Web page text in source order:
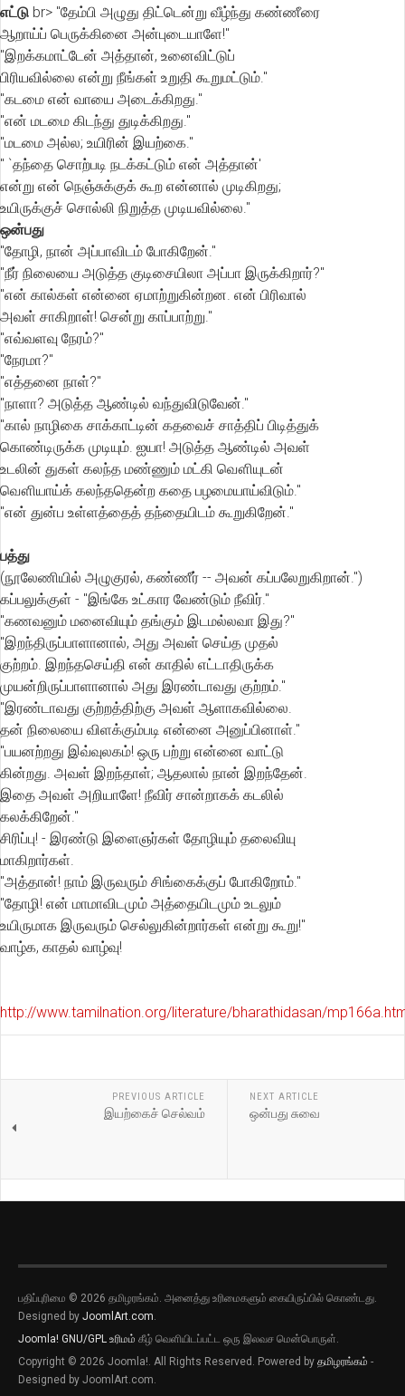
எட்டு br> "தேம்பி அழுது திட்டென்று வீழ்ந்து கண்ணீரை
ஆறாய்ப் பெருக்கினை அன்புடையாளே!"
"இறக்கமாட்டேன் அத்தான், உனைவிட்டுப்
பிரியவில்லை என்று நீங்கள் உறுதி கூறுமட்டும்."
"கடமை என் வாயை அடைக்கிறது."
"என் மடமை கிடந்து துடிக்கிறது."
"மடமை அல்ல; உயிரின் இயற்கை."
" `தந்தை சொற்படி நடக்கட்டும் என் அத்தான்'
என்று என் நெஞ்சுக்குக் கூற என்னால் முடிகிறது;
உயிருக்குச் சொல்லி நிறுத்த முடியவில்லை."
ஒன்பது
"தோழி, நான் அப்பாவிடம் போகிறேன்."
"நீர் நிலையை அடுத்த குடிசையிலா அப்பா இருக்கிறார்?"
"என் கால்கள் என்னை ஏமாற்றுகின்றன. என் பிரிவால்
அவள் சாகிறாள்! சென்று காப்பாற்று."
"எவ்வளவு நேரம்?"
"நேரமா?"
"எத்தனை நாள்?"
"நாளா? அடுத்த ஆண்டில் வந்துவிடுவேன்."
"கால் நாழிகை சாக்காட்டின் கதவைச் சாத்திப் பிடித்துக்
கொண்டிருக்க முடியும். ஐயா! அடுத்த ஆண்டில் அவள்
உடலின் துகள் கலந்த மண்ணும் மட்கி வௌியுடன்
வௌியாய்க் கலந்ததென்ற கதை பழமையாய்விடும்."
"என் துன்ப உள்ளத்தைத் தந்தையிடம் கூறுகிறேன்."
பத்து
(நூலேணியில் அழுகுரல், கண்ணீர் -- அவன் கப்பலேறுகிறான்.")
கப்பலுக்குள் - "இங்கே உட்கார வேண்டும் நீவிர்."
"கணவனும் மனைவியும் தங்கும் இடமல்லவா இது?"
"இறந்திருப்பாளானால், அது அவள் செய்த முதல்
குற்றம். இறந்தசெய்தி என் காதில் எட்டாதிருக்க
முயன்றிருப்பாளானால் அது இரண்டாவது குற்றம்."
"இரண்டாவது குற்றத்திற்கு அவள் ஆளாகவில்லை.
தன் நிலையை விளக்கும்படி என்னை அனுப்பினாள்."
"பயனற்றது இவ்வுலகம்! ஒரு பற்று என்னை வாட்டு
கின்றது. அவள் இறந்தாள்; ஆதலால் நான் இறந்தேன்.
இதை அவள் அறியாளே! நீவிர் சான்றாகக் கடலில்
கலக்கிறேன்."
சிரிப்பு! - இரண்டு இளைஞர்கள் தோழியும் தலைவியு
மாகிறார்கள்.
"அத்தான்! நாம் இருவரும் சிங்கைக்குப் போகிறோம்."
"தோழி! என் மாமாவிடமும் அத்தையிடமும் உடலும்
உயிருமாக இருவரும் செல்லுகின்றார்கள் என்று கூறு!"
வாழ்க, காதல் வாழ்வு!
http://www.tamilnation.org/literature/bharathidasan/
PREVIOUS ARTICLE
இயற்கைச் செல்வம்
NEXT ARTICLE
ஒன்பது சுவை
பதிப்புரிமை © 2026 தமிழரங்கம். அனைத்து உரிமைகளும் கையிருப்பில் கொண்டது.
Designed by JoomlArt.com.
Joomla! GNU/GPL உரிமம் கீழ் வெளியிடப்பட்ட ஒரு இலவச மென்பொருள்.
Copyright © 2026 Joomla!. All Rights Reserved. Powered by தமிழரங்கம் -
Designed by JoomlArt.com.